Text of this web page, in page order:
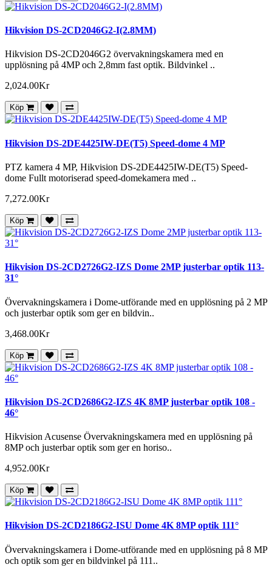
Hikvision DS-2CD2046G2-I(2.8MM)
Hikvision DS-2CD2046G2 övervakningskamera med en
upplösning på 4MP och 2,8mm fast optik. Bildvinkel ..
2,024.00Kr
Köp
Hikvision DS-2DE4425IW-DE(T5) Speed-dome 4 MP
PTZ kamera 4 MP, Hikvision DS-2DE4425IW-DE(T5) Speed-
dome Fullt motoriserad speed-domekamera med ..
7,272.00Kr
Köp
Hikvision DS-2CD2726G2-IZS Dome 2MP justerbar optik 113-
31°
Övervakningskamera i Dome-utförande med en upplösning på 2 MP
och justerbar optik som ger en bildvin..
3,468.00Kr
Köp
Hikvision DS-2CD2686G2-IZS 4K 8MP justerbar optik 108 -
46°
Hikvision Acusense Övervakningskamera med en upplösning på
8MP och justerbar optik som ger en horiso..
4,952.00Kr
Köp
Hikvision DS-2CD2186G2-ISU Dome 4K 8MP optik 111°
Övervakningskamera i Dome-utförande med en upplösning på 8 MP
och optik som ger en bildvinkel på 111..